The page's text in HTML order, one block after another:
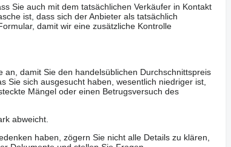
Sie auch mit dem tatsächlichen Verkäufer in Kontakt
ist, dass sich der Anbieter als tatsächlich
damit wir eine zusätzliche Kontrolle
damit Sie den handelsüblichen Durchschnittspreis
Sie sich ausgesucht haben, wesentlich niedriger ist,
Mängel oder einen Betrugsversuch des
abweicht.
haben, zögern Sie nicht alle Details zu klären,